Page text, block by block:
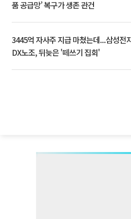
품 공급망’ 복구가 생존 관건
3445억 자사주 지급 마쳤는데...삼성전
DX노조, 뒤늦은 '떼쓰기 집회'